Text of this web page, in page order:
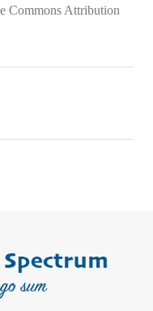
Commons Attribution